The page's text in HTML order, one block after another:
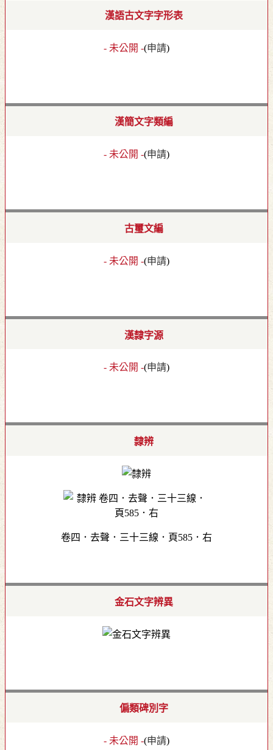
漢語古文字字形表
- 未公開 -(申請)
漢簡文字類編
- 未公開 -(申請)
古璽文編
- 未公開 -(申請)
漢隸字源
- 未公開 -(申請)
隸辨
卷四．去聲．三十三線．頁585．右
金石文字辨異
偏類碑別字
- 未公開 -(申請)